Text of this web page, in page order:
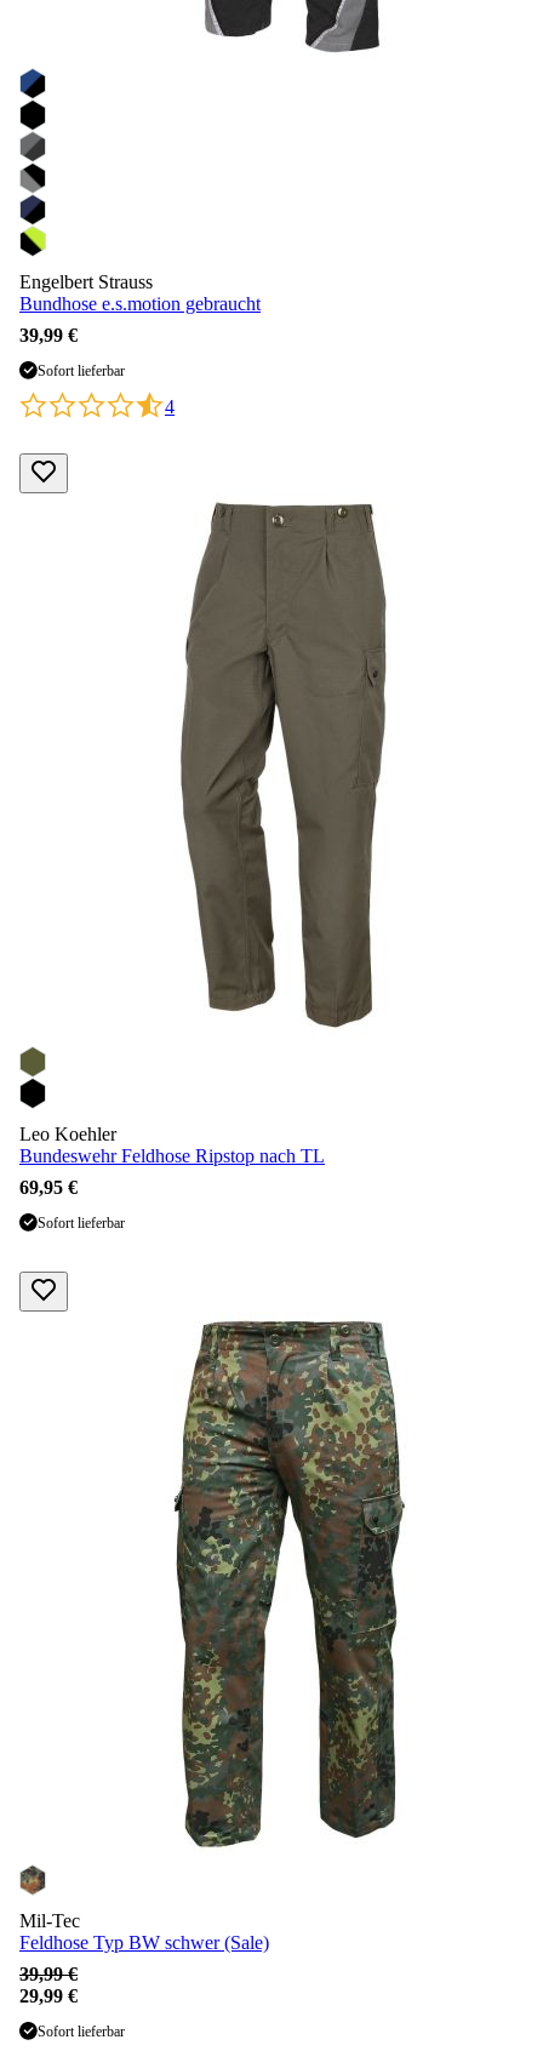
Engelbert Strauss
Bundhose e.s.motion gebraucht
39,99 €
Sofort lieferbar
4
Leo Koehler
Bundeswehr Feldhose Ripstop nach TL
69,95 €
Sofort lieferbar
Mil-Tec
Feldhose Typ BW schwer (Sale)
39,99 €
29,99 €
Sofort lieferbar